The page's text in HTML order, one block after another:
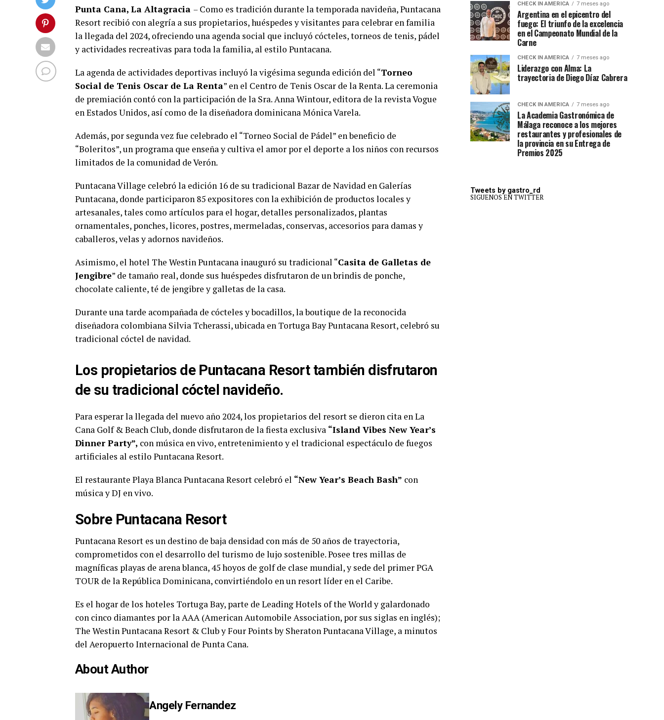
Punta Cana, La Altagracia – Como es tradición durante la temporada navideña, Puntacana
Resort recibió con alegría a sus propietarios, huéspedes y visitantes para celebrar en familia
la llegada del 2024, ofreciendo una agenda social que incluyó cócteles, torneos de tenis, pádel
y actividades recreativas para toda la familia, al estilo Puntacana.
La agenda de actividades deportivas incluyó la vigésima segunda edición del “Torneo
Social de Tenis Oscar de La Renta” en el Centro de Tenis Oscar de la Renta. La ceremonia
de premiación contó con la participación de la Sra. Anna Wintour, editora de la revista Vogue
en Estados Unidos, así como de la diseñadora dominicana Mónica Varela.
Además, por segunda vez fue celebrado el “Torneo Social de Pádel” en beneficio de
“Boleritos”, un programa que enseña y cultiva el amor por el deporte a los niños con recursos
limitados de la comunidad de Verón.
Puntacana Village celebró la edición 16 de su tradicional Bazar de Navidad en Galerías
Puntacana, donde participaron 85 expositores con la exhibición de productos locales y
artesanales, tales como artículos para el hogar, detalles personalizados, plantas
ornamentales, ponches, licores, postres, mermeladas, conservas, accesorios para damas y
caballeros, velas y adornos navideños.
Asimismo, el hotel The Westin Puntacana inauguró su tradicional “Casita de Galletas de
Jengibre” de tamaño real, donde sus huéspedes disfrutaron de un brindis de ponche,
chocolate caliente, té de jengibre y galletas de la casa.
Durante una tarde acompañada de cócteles y bocadillos, la boutique de la reconocida
diseñadora colombiana Silvia Tcherassi, ubicada en Tortuga Bay Puntacana Resort, celebró su
tradicional cóctel de navidad.
Los propietarios de Puntacana Resort también disfrutaron
de su tradicional cóctel navideño.
Para esperar la llegada del nuevo año 2024, los propietarios del resort se dieron cita en La
Cana Golf & Beach Club, donde disfrutaron de la fiesta exclusiva “Island Vibes New Year’s
Dinner Party”, con música en vivo, entretenimiento y el tradicional espectáculo de fuegos
artificiales al estilo Puntacana Resort.
El restaurante Playa Blanca Puntacana Resort celebró el “New Year’s Beach Bash” con
música y DJ en vivo.
Sobre Puntacana Resort
Puntacana Resort es un destino de baja densidad con más de 50 años de trayectoria,
comprometidos con el desarrollo del turismo de lujo sostenible. Posee tres millas de
magníficas playas de arena blanca, 45 hoyos de golf de clase mundial, y sede del primer PGA
TOUR de la República Dominicana, convirtiéndolo en un resort líder en el Caribe.
Es el hogar de los hoteles Tortuga Bay, parte de Leading Hotels of the World y galardonado
con cinco diamantes por la AAA (American Automobile Association, por sus siglas en inglés);
The Westin Puntacana Resort & Club y Four Points by Sheraton Puntacana Village, a minutos
del Aeropuerto Internacional de Punta Cana.
About Author
Angely Fernandez
CHECK IN AMERICA 7 meses ago
Argentina en el epicentro del
fuego: El triunfo de la excelencia
en el Campeonato Mundial de la
Carne
CHECK IN AMERICA 7 meses ago
Liderazgo con Alma: La
trayectoria de Diego Díaz Cabrera
CHECK IN AMERICA 7 meses ago
La Academia Gastronómica de
Málaga reconoce a los mejores
restaurantes y profesionales de
la provincia en su Entrega de
Premios 2025
Tweets by gastro_rd
SIGUENOS EN TWITTER